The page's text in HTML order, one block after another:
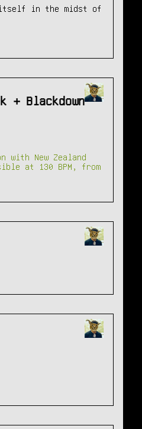
itself in the midst of
+ Blackdown
New Zealand
at 130 BPM, from